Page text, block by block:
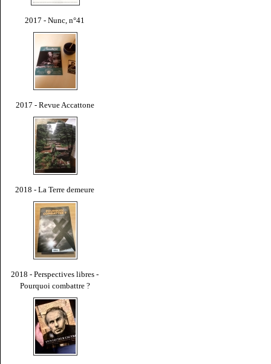
2017 - Nunc, n°41
2017 - Revue Accattone
2018 - La Terre demeure
2018 - Perspectives libres -
Pourquoi combattre ?